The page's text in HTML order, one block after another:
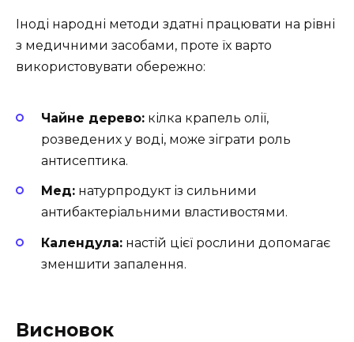
Іноді народні методи здатні працювати на рівні
з медичними засобами, проте їх варто
використовувати обережно:
Чайне дерево: кілка крапель олії,
розведених у воді, може зіграти роль
антисептика.
Мед: натурпродукт із сильними
антибактеріальними властивостями.
Календула: настій цієї рослини допомагає
зменшити запалення.
Висновок